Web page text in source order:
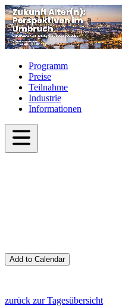
Programm
Preise
Teilnahme
Industrie
Informationen
zurück zur Tagesübersicht